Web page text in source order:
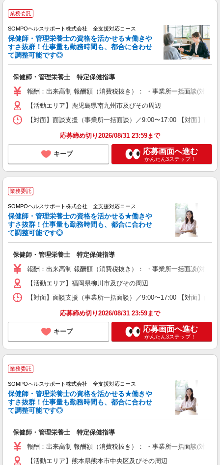
業務委託
SOMPOヘルスサポート株式会社 全支援対応コース
保健師・管理栄養士の資格を活かせる★働きや
すさ抜群！仕事量も勤務時間も、都合に合わせ
て調整可能です◎
保健師・管理栄養士 特定保健指導
報酬：出来高制 報酬額（消費税抜き）： ・事業所一括面談(対
【活動エリア】鹿児島県南九州市及びその周辺
【対面】面談支援（事業所一括面談）／9:00〜17:00 【対面】面
応募締め切り2026/08/31 23:59まで
キープ 応募画面へ進む
かんたん3ステップ！
業務委託
SOMPOヘルスサポート株式会社 全支援対応コース
保健師・管理栄養士の資格を活かせる★働きや
すさ抜群！仕事量も勤務時間も、都合に合わせ
て調整可能です◎
保健師・管理栄養士 特定保健指導
報酬：出来高制 報酬額（消費税抜き）： ・事業所一括面談(対
【活動エリア】福岡県柳川市及びその周辺
【対面】面談支援（事業所一括面談）／9:00〜17:00 【対面】面
応募締め切り2026/08/31 23:59まで
キープ 応募画面へ進む
かんたん3ステップ！
業務委託
SOMPOヘルスサポート株式会社 全支援対応コース
保健師・管理栄養士の資格を活かせる★働きや
すさ抜群！仕事量も勤務時間も、都合に合わせ
て調整可能です◎
保健師・管理栄養士 特定保健指導
報酬：出来高制 報酬額（消費税抜き）： ・事業所一括面談(対
【活動エリア】熊本県熊本市中央区及びその周辺